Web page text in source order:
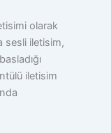
olarak
sesli iletisim,
iletisim